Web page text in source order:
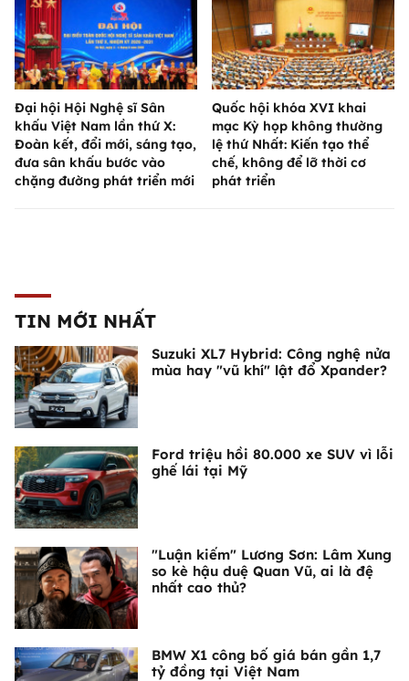
Đại hội Hội Nghệ sĩ Sân
khấu Việt Nam lần thứ X:
Đoàn kết, đổi mới, sáng tạo,
đưa sân khấu bước vào
chặng đường phát triển mới
Quốc hội khóa XVI khai
mạc Kỳ họp không thường
lệ thứ Nhất: Kiến tạo thể
chế, không để lỡ thời cơ
phát triển
TIN MỚI NHẤT
Suzuki XL7 Hybrid: Công nghệ nửa
mùa hay "vũ khí" lật đổ Xpander?
Ford triệu hồi 80.000 xe SUV vì lỗi
ghế lái tại Mỹ
"Luận kiếm" Lương Sơn: Lâm Xung
so kè hậu duệ Quan Vũ, ai là đệ
nhất cao thủ?
BMW X1 công bố giá bán gần 1,7
tỷ đồng tại Việt Nam